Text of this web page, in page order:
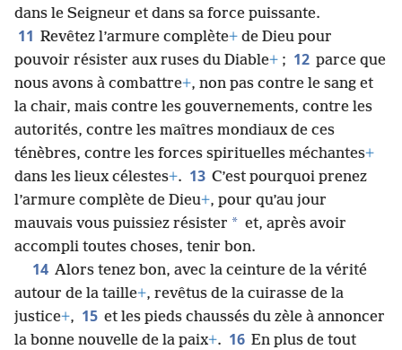
dans le Seigneur et dans sa force puissante.
11 Revêtez l’armure complète+ de Dieu pour
pouvoir résister aux ruses du Diable+ ; 12 parce que
nous avons à combattre+, non pas contre le sang et
la chair, mais contre les gouvernements, contre les
autorités, contre les maîtres mondiaux de ces
ténèbres, contre les forces spirituelles méchantes+
dans les lieux célestes+. 13 C’est pourquoi prenez
l’armure complète de Dieu+, pour qu’au jour
mauvais vous puissiez résister * et, après avoir
accompli toutes choses, tenir bon.
14 Alors tenez bon, avec la ceinture de la vérité
autour de la taille+, revêtus de la cuirasse de la
justice+, 15 et les pieds chaussés du zèle à annoncer
la bonne nouvelle de la paix+. 16 En plus de tout